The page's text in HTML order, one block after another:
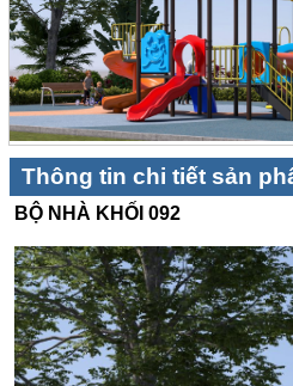
Thông tin chi tiết sản
BỘ NHÀ KHỐI 092